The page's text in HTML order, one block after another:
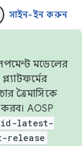
সাইন-ইন করুন
মডেলের
ত্রৈমাসিকে
AOSP
latest-
release